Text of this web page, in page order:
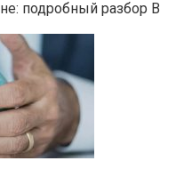
подробный разбор В